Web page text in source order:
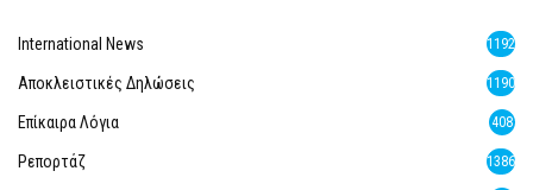
International News 1192
Αποκλειστικές Δηλώσεις 1190
Επίκαιρα Λόγια 408
Ρεπορτάζ 1386